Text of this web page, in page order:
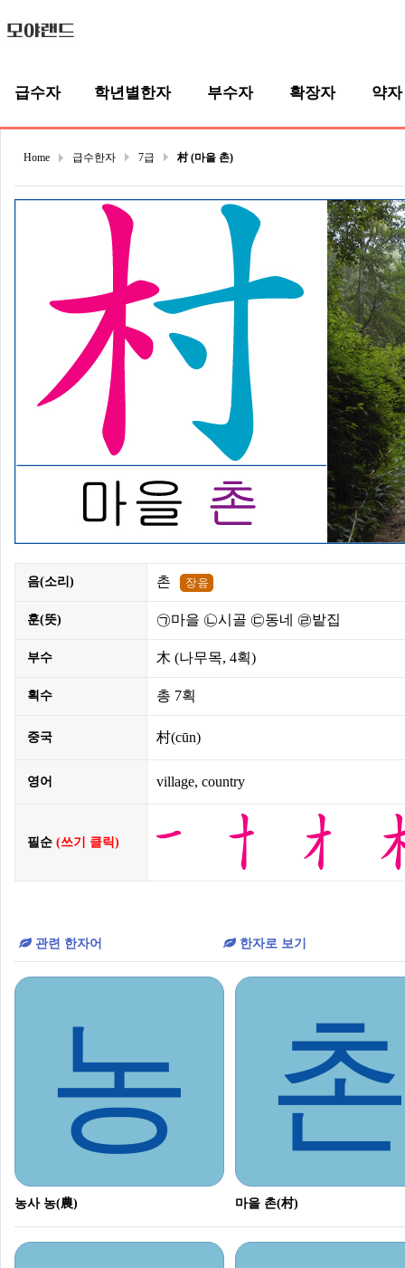
급수자 학년별한자 부수자 확장자 약자
Home 급수한자 7급 村 (마을 촌)
음(소리) 촌
훈(뜻) ㉠마을 ㉡시골 ㉢동네 ㉣밭집
부수 木 (나무목, 4획)
획수 총 7획
중국 村(cūn)
영어 village, country
필순 (쓰기 클릭)
관련 한자어 한자로 보기
농
농사 농(農) 마을 촌(村)